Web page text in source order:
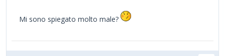
Mi sono spiegato molto male?